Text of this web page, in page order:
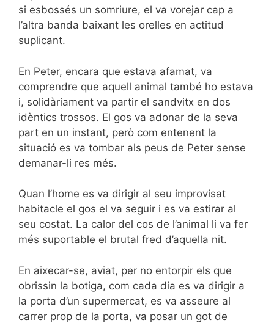
si esbossés un somriure, el va vorejar cap a
l’altra banda baixant les orelles en actitud
suplicant.
En Peter, encara que estava afamat, va
comprendre que aquell animal també ho estava
i, solidàriament va partir el sandvitx en dos
idèntics trossos. El gos va adonar de la seva
part en un instant, però com entenent la
situació es va tombar als peus de Peter sense
demanar-li res més.
Quan l’home es va dirigir al seu improvisat
habitacle el gos el va seguir i es va estirar al
seu costat. La calor del cos de l’animal li va fer
més suportable el brutal fred d’aquella nit.
En aixecar-se, aviat, per no entorpir els que
obrissin la botiga, com cada dia es va dirigir a
la porta d’un supermercat, es va asseure al
carrer prop de la porta, va posar un got de